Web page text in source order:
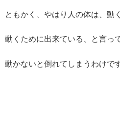
ともかく、やはり人の体は、動
動くために出来ている、と言っ
動かないと倒れてしまうわけで